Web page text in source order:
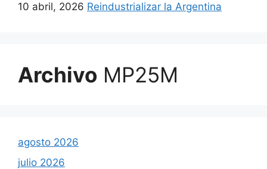
10 abril, 2026 Reindustrializar la Argentina
Archivo MP25M
agosto 2026
julio 2026